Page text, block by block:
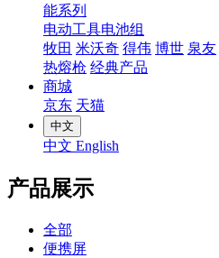
能系列
电动工具电池组
牧田 米沃奇 得伟 博世 泉友
热熔枪 经典产品
商城
京东 天猫
中文
中文 English
产品展示
全部
便携屏